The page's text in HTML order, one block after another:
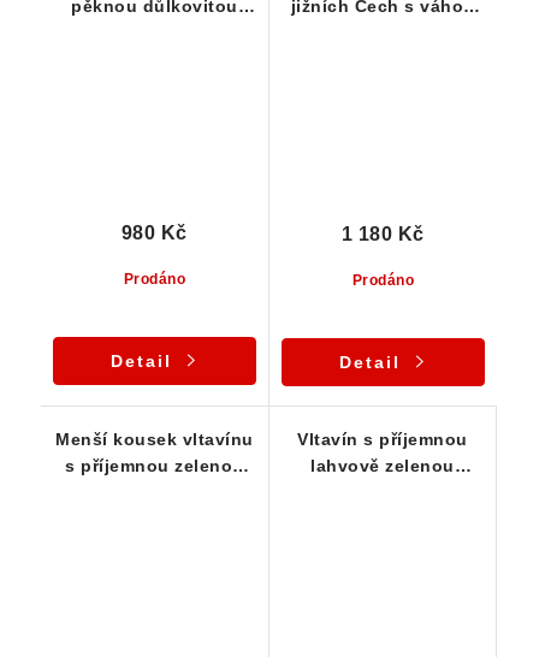
pěknou důlkovitou
Prodáno
980 Kč
Detail
jižních Čech s váhou
Prodáno
1 180 Kč
Detail
Menší kousek vltavínu
s příjemnou zelenou
Vltavín s příjemnou
lahvově zelenou